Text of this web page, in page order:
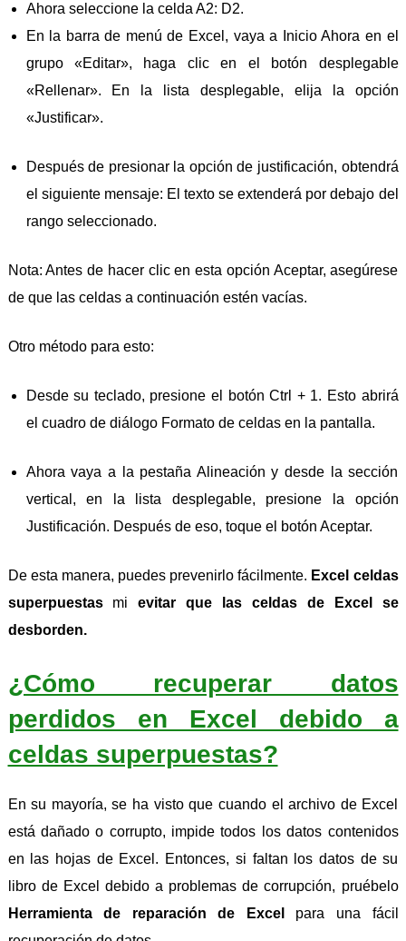
Ahora seleccione la celda A2: D2.
En la barra de menú de Excel, vaya a Inicio Ahora en el
grupo «Editar», haga clic en el botón desplegable
«Rellenar». En la lista desplegable, elija la opción
«Justificar».
Después de presionar la opción de justificación, obtendrá
el siguiente mensaje: El texto se extenderá por debajo del
rango seleccionado.
Nota: Antes de hacer clic en esta opción Aceptar, asegúrese
de que las celdas a continuación estén vacías.
Otro método para esto:
Desde su teclado, presione el botón Ctrl + 1. Esto abrirá
el cuadro de diálogo Formato de celdas en la pantalla.
Ahora vaya a la pestaña Alineación y desde la sección
vertical, en la lista desplegable, presione la opción
Justificación. Después de eso, toque el botón Aceptar.
De esta manera, puedes prevenirlo fácilmente. Excel celdas
superpuestas mi evitar que las celdas de Excel se
desborden.
¿Cómo recuperar datos
perdidos en Excel debido a
celdas superpuestas?
En su mayoría, se ha visto que cuando el archivo de Excel
está dañado o corrupto, impide todos los datos contenidos
en las hojas de Excel. Entonces, si faltan los datos de su
libro de Excel debido a problemas de corrupción, pruébelo
Herramienta de reparación de Excel
para una fácil